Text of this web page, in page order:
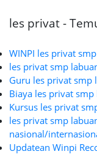
les privat -
WINPI les privat
les privat smp
Guru les privat smp
Biaya les privat
Kursus les privat
les privat smp
nasional/
Updatean Winpi